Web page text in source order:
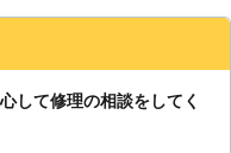
り、大切なお客様の屋根を
して修理の相談をしてく